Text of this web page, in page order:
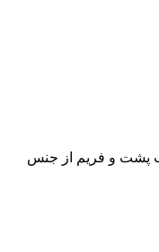
پشت و فریم از جنس